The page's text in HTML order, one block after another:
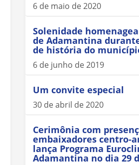
6 de maio de 2020
Solenidade
de Adamantina
de história do
6 de junho de 2019
Um convite especial
30 de abril de 2020
Cerimônia com
embaixadores centro-
lança Programa
Adamantina no dia 29